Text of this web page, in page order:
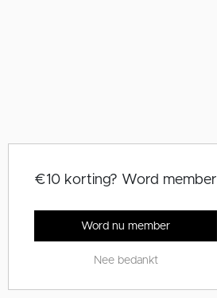
€10 korting? Word member
Word nu member
Nee bedankt